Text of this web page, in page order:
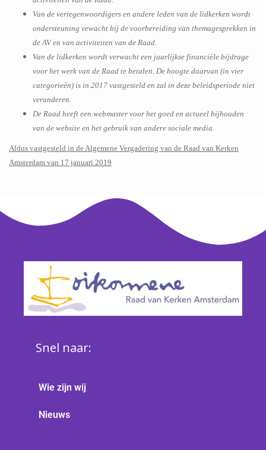
Van de vertegenwoordigers en andere leden van de lidkerken wordt
ondersteuning vewacht bij de voorbereiding van themagesprekken in
de AV en van activiteiten van de Raad.
Van de lidkerken wordt verwacht een jaarlijkse financiële bijdrage
voor het werk van de Raad te betalen. De hoogte daarvan (in vier
categorieën) is in 2017 vastgesteld en zal in deze beleidsperiode niet
veranderen.
De Raad heeft een webmaster voor het goed en actueel bijhouden
van de website en het gebruik van andere sociale media.
Aldus vastgesteld in de Algemene Vergadering van de Raad van Kerken
Amsterdam van 17 januari 2019
Snel naar:
Wie zijn wij
Nieuws